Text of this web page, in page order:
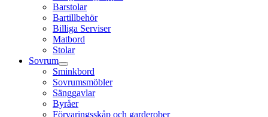
Barstolar
Bartillbehör
Billiga Serviser
Matbord
Stolar
Sovrum
Sminkbord
Sovrumsmöbler
Sänggavlar
Byråer
Förvaringsskåp och garderober